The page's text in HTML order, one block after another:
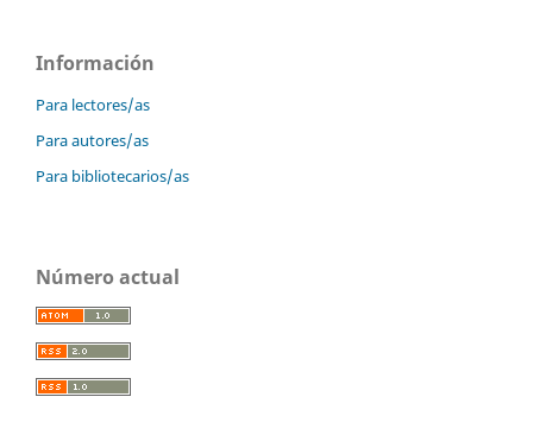
Información
Para lectores/as
Para autores/as
Para bibliotecarios/as
Número actual